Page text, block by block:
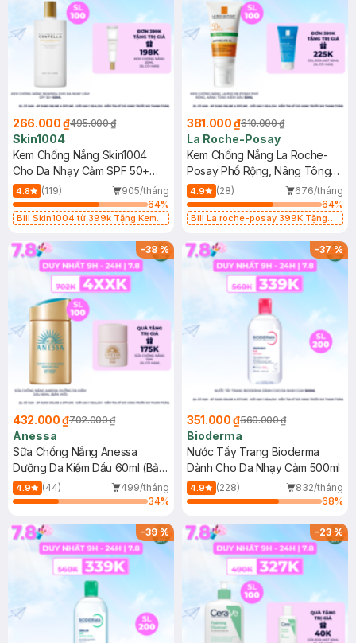
266.000 ₫495.000 ₫
Skin1004
Kem Chống Nắng Skin1004
Cho Da Nhạy Cảm SPF 50+
50ml
4.8 (119)
905/tháng
64%
Bill Skin1004 từ 399k Tặng Kem
SPF 50+ 20ml (SL Có Hạn)
381.000 ₫610.000 ₫
La Roche-Posay
Kem Chống Nắng La Roche-
Posay Phổ Rộng, Nâng Tông
Kiềm Dầu 50ml
4.9 (28)
676/tháng
64%
Bill La roche-posay 399K Tặng
(SL có hạn)
-38%
432.000 ₫702.000 ₫
Anessa
Sữa Chống Nắng Anessa
Dưỡng Da Kiềm Dầu 60ml (Bản
Mới)
4.9 (44)
499/tháng
34%
-37%
351.000 ₫560.000 ₫
Bioderma
Nước Tẩy Trang Bioderma
Dành Cho Da Nhạy Cảm 500ml
4.9 (228)
832/tháng
68%
-39% -23%